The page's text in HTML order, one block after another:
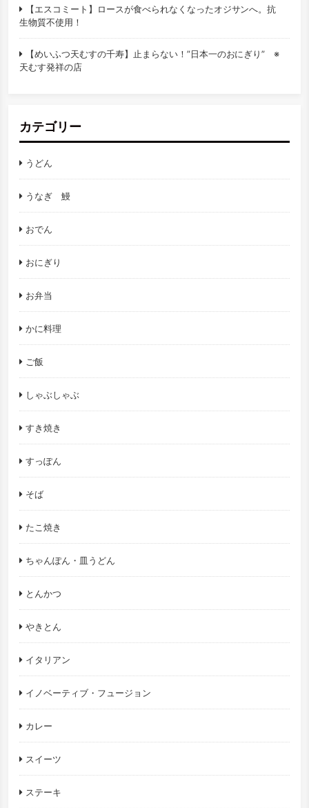
【エスコミート】ロースが食べられなくなったオジサンへ。抗
生物質不使用！
【めいふつ天むすの千寿】止まらない！”日本一のおにぎり” ※
天むす発祥の店
カテゴリー
うどん
うなぎ 鰻
おでん
おにぎり
お弁当
かに料理
ご飯
しゃぶしゃぶ
すき焼き
すっぽん
そば
たこ焼き
ちゃんぽん・皿うどん
とんかつ
やきとん
イタリアン
イノベーティブ・フュージョン
カレー
スイーツ
ステーキ